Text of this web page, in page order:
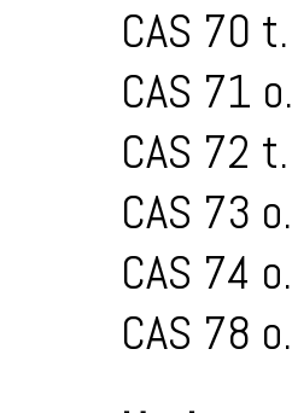
CAS 70 t.
CAS 71 o.
CAS 72 t.
CAS 73 o.
CAS 74 o.
CAS 78 o.